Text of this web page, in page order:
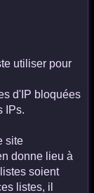
utiliser pour
d'IP bloquées
IPs.
site
donne lieu à
soient
listes, il